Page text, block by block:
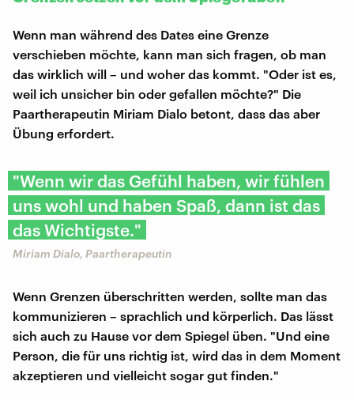
Wenn man während des Dates eine Grenze
verschieben möchte, kann man sich fragen, ob man
das wirklich will – und woher das kommt. "Oder ist es,
weil ich unsicher bin oder gefallen möchte?" Die
Paartherapeutin Miriam Dialo betont, dass das aber
Übung erfordert.
"Wenn wir das Gefühl haben, wir fühlen
uns wohl und haben Spaß, dann ist das
das Wichtigste."
Miriam Dialo, Paartherapeutin
Wenn Grenzen überschritten werden, sollte man das
kommunizieren – sprachlich und körperlich. Das lässt
sich auch zu Hause vor dem Spiegel üben. "Und eine
Person, die für uns richtig ist, wird das in dem Moment
akzeptieren und vielleicht sogar gut finden."